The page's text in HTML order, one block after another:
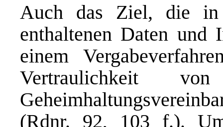
Auch das Ziel, die in
enthaltenen Daten und
einem
Vertraulichkeit
(Rdnr. 92, 103 f.).